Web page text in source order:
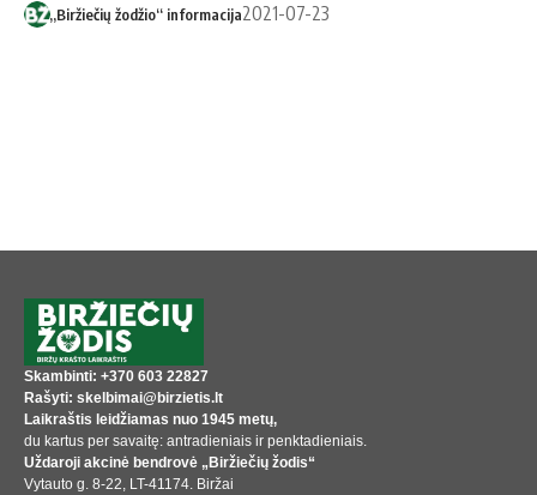
„Biržiečių žodžio“ informacija2021-07-23
Skambinti: +370 603 22827
Rašyti: skelbimai@birzietis.lt
Laikraštis leidžiamas nuo 1945 metų,
du kartus per savaitę: antradieniais ir penktadieniais.
Uždaroji akcinė bendrovė „Biržiečių žodis“
Vytauto g. 8-22, LT-41174. Biržai